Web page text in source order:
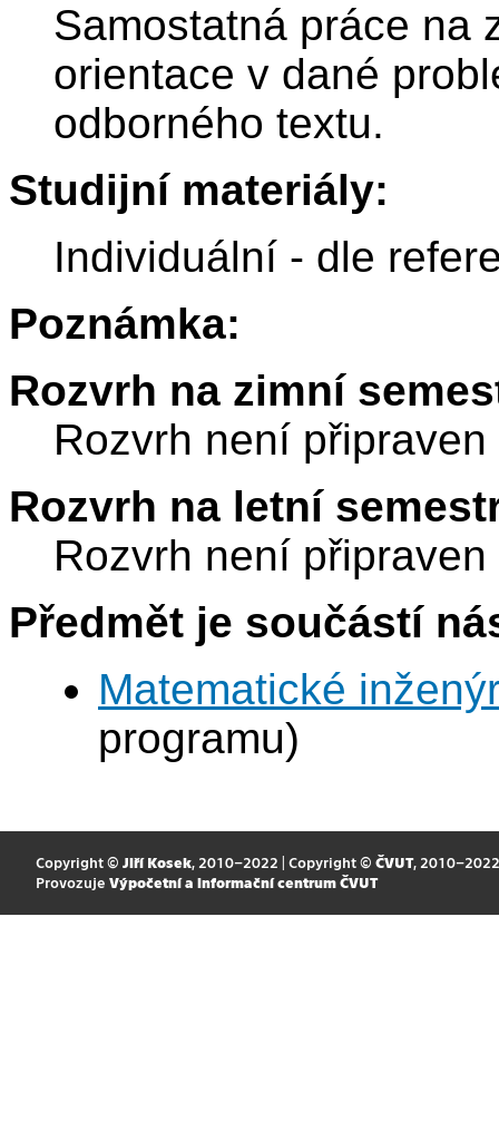
Samostatná práce na
orientace v dané
odborného textu.
Studijní materiály:
Individuální - dle
Poznámka:
Rozvrh na zimní
Rozvrh není připraven
Rozvrh na letní
Rozvrh není připraven
Předmět je součástí
Matematické
programu)
Copyright © Jiří Kosek, 2010–2022 | Copyright © ČVUT, 2010–2022
Provozuje Výpočetní a informační centrum ČVUT